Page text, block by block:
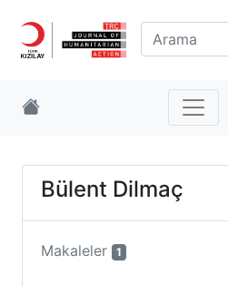
Bülent Dilmaç
Makaleler 1